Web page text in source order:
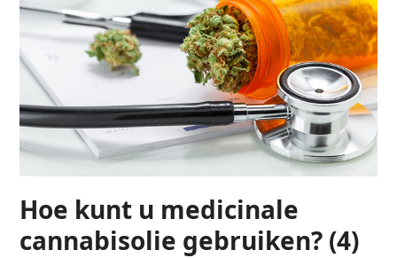
Hoe kunt u medicinale
cannabisolie gebruiken? (4)